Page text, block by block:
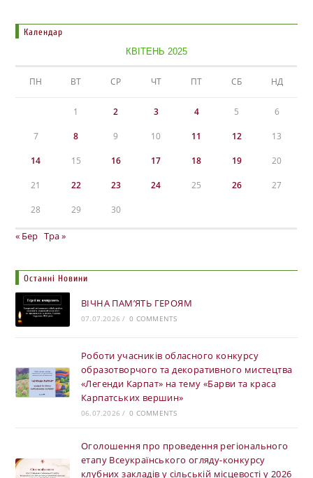
Календар
КВІТЕНЬ 2025
ПН ВТ СР ЧТ ПТ СБ НД
1 2 3 4 5 6
7 8 9 10 11 12 13
14 15 16 17 18 19 20
21 22 23 24 25 26 27
28 29 30
« Бер Тра »
Останні Новини
ВІЧНА ПАМ’ЯТЬ ГЕРОЯМ
07.07.2026 / 0 COMMENTS
Роботи учасників обласного конкурсу
образотворчого та декоративного мистецтва
«Легенди Карпат» на тему «Барви та краса
Карпатських вершин»
06.07.2026 / 0 COMMENTS
Оголошення про проведення регіонального
етапу Всеукраїнського огляду-конкурсу
клубних закладів у сільській місцевості у 2026